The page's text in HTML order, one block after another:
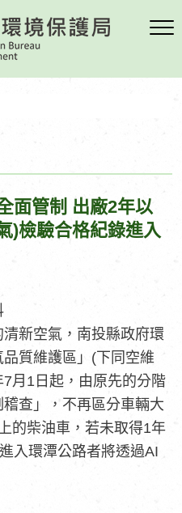
面管制 出廠2年以
)檢驗合格紀錄進入
新空氣，南投縣政府環
質維護區」(下同空維
月1日起，由原先的分階
查」，不再區分車輛大
的柴油車，若未取得1年
入環潭公路者將透過AI